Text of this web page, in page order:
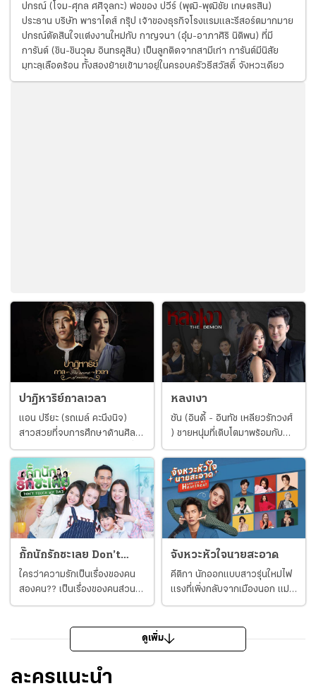
ปกรณ์ (โจม-ศุกล ศศิจุลกะ) พ่อของ ปวีร์ (พุฒิ-พุฒิชัย เกษตรสิน)
ประธาน บริษัท พาราไดส์ กรุ๊ป เจ้าของธุรกิจโรงแรมและรีสอร์ตมากมาย
ปกรณ์ตัดสินใจแต่งงานใหม่กับ กาญจนา (อุ๋ม-อาภาศิริ นิติพน) ที่มี
การันต์ (ชิน-ชินวุฒ อินทรคูสิน) เป็นลูกติดจากสามีเก่า การันต์มีนิสัย
มุทะลุเลือดร้อน ทั้งสองย้ายเข้ามาอยู่ในครอบครัวธีสวัสดิ์ จังหวะเดียว
กับที่ ปวีร์ เรียนจบมาก็ได้รับมอบหมายให้ผู้เป็นพ่อให้เป็นผู้ดูแลโครงการ
ปาฏิหาริย์กาลเวลา
แอน ปรียะ (รถเมล์ คะนึงนิจ)
สาวสวยที่จบการศึกษาด้านศิลปะ
ระดับเกียรตินิยม เธอกลับมาเยี่ยม
แม่เมื่อปลายปี พ.ศ.2561 เธอได้
รับโปสการ์ดใบหนึ่งไม่ปรากฎชื่อผู้
ส่ง นอกจากข้อความในโปสการ์ด
ที่เขียนว่า ฉันอยู่ที่นี่ มาหาฉัน
นะ&hellip;จันทบุรี 2562 ยิ่งไป
กว่านั้น ภาพวาดสีน้ำใน
โปสการ์ดใบนั้นมีลายพู่กันที่ไม่
ต่างจากงานของแอน โดยเฉพาะ
เส้นหวัดๆ ใต้ภาพก็ช่างเหมือนกับ
เพื่อตามหาสถานที่ในโปสการ์ด ที่
นั่น...แอนได้พบกับเรือนไม้โบราณ
รายละเอียดภายในบ้านหลังนี้ตรง
หลงเงา
ซัน (อินดี้ - อินทัช เหลียวรักวงศ์
) ชายหนุ่มที่เติบโตมาพร้อมกับ
ความแค้นของ ศรีจันทร์ (พิม -
พิมพ์พรรณ ชลายนคุปต์) ผู้เป็น
แม่ ที่ปลูกฝังว่า เขาคือลูกที่ไม่มี
ใครต้องการ เพียงเพราะเขาเป็น
ลูกของเมียคนรับใช้ใน ตระกูล
เพชรเมฆา เจ้าของธุรกิจจิวเวลรี
ยักษ์ใหญ่ ซึ่งถ้าจะนับตามศักดิ์
เขาคือทายาทคนโตของตระกูลฯ
และมีสิทธิจะได้รับสมบัติมหาศาล
นั้น แต่เขากลับต้องอาศัยอยู่กับ
เพราะซันเป็นชายหนุ่มหน้าตาดี มี
เสน่ห์ดึงดูดต่อผู้ที่ได้พบเห็น เขา
กั๊กนักรักซะเลย Don’t
Touch My Dad
ใครว่าความรักเป็นเรื่องของคน
สองคน?? เป็นเรื่องของคนส่วน
รวมต่างหาก ดาหน้าเข้ามากัน
ยอมแพ้ไปง่ายๆ น่ะเหรอ...ไม่มีทาง
พ่อม่ายที่ยังหล่อปิ๊ง รักและหวง
จังหวะหัวใจนายสะอาด
คีติกา นักออกแบบสาวรุ่นใหม่ไฟ
แรงที่เพิ่งกลับจากเมืองนอก แม่
ของเธอพารินทร์ได้แต่งงานใหม่
แบรนด์ดังของประเทศและเป็นพ่อ
ดูเพิ่ม
ละครแนะนำ